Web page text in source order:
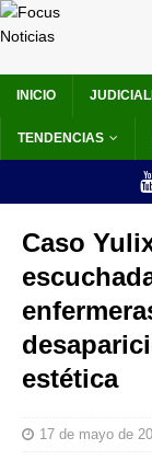
INICIO
TENDENCIAS
Caso
estética
17 de mayo de